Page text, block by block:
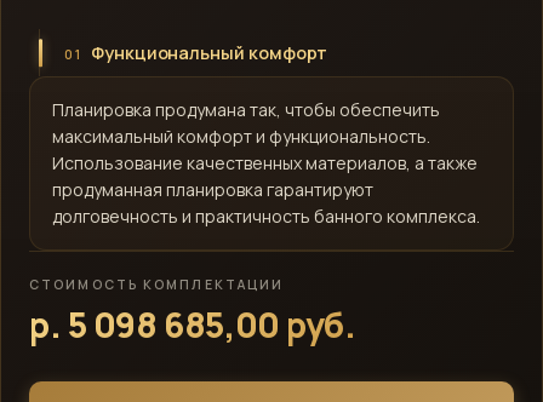
01 Функциональный комфорт
Планировка продумана так, чтобы обеспечить
максимальный комфорт и функциональность.
Использование качественных материалов, а также
продуманная планировка гарантируют
долговечность и практичность банного комплекса.
СТОИМОСТЬ КОМПЛЕКТАЦИИ
р. 5 098 685,00 руб.